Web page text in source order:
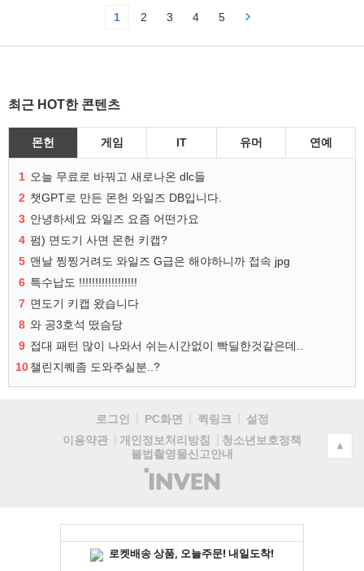
1 2 3 4 5
최근 HOT한 콘텐츠
몬헌 게임 IT 유머 연예
1 오늘 무료로 바꿔고 새로나온 dlc들
2 챗GPT로 만든 몬헌 와일즈 DB입니다.
3 안녕하세요 와일즈 요즘 어떤가요
4 펌) 면도기 사면 몬헌 키캡?
5 맨날 찡찡거려도 와일즈 G급은 해야하니까 접속 jpg
6 특수납도 !!!!!!!!!!!!!!!!!!
7 면도기 키캡 왔습니다
8 와 공3호석 떴슴당
9 접대 패턴 많이 나와서 쉬는시간없이 빡딜한것같은데..
10챌린지퀘좀 도와주실분..?
로그인 PC화면 퀵링크
설정
이용약관
개인정보처리방침
청소년보호정책
불법촬영물신고안내
(주)
인
▲